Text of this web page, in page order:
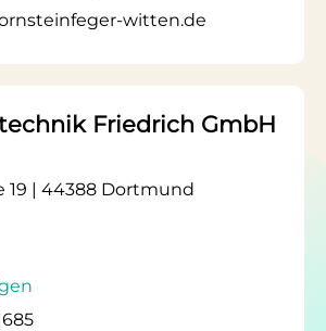
witten.de
Friedrich GmbH
19 | 44388 Dortmund